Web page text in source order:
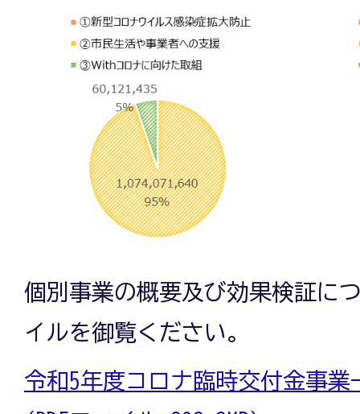
個別事業の概要及び効果検証に
イルを御覧ください。
令和5年度コロナ臨時交付金事